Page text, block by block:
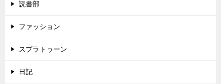
読書部
ファッション
スプラトゥーン
日記